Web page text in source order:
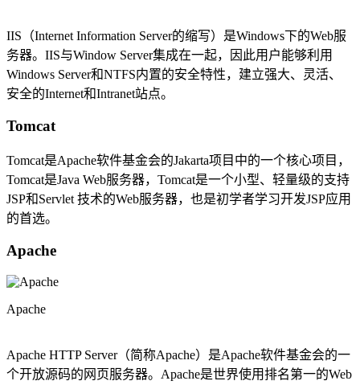
IIS（Internet Information Server的缩写）是Windows下的Web服
务器。IIS与Window Server集成在一起，因此用户能够利用
Windows Server和NTFS内置的安全特性，建立强大、灵活、
安全的Internet和Intranet站点。
Tomcat
Tomcat是Apache软件基金会的Jakarta项目中的一个核心项目，
Tomcat是Java Web服务器，Tomcat是一个小型、轻量级的支持
JSP和Servlet 技术的Web服务器，也是初学者学习开发JSP应用
的首选。
Apache
Apache
Apache HTTP Server（简称Apache）是Apache软件基金会的一
个开放源码的网页服务器。Apache是世界使用排名第一的Web